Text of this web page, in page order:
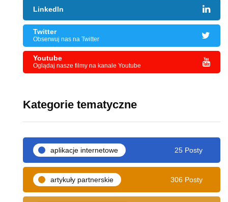
LinkedIn
Twitter
Obserwuj nas na Twitter
Youtube
Oglądaj nasze filmy na kanale Youtube
Kategorie tematyczne
aplikacje internetowe 25 Posty
artykuły partnerskie 306 Posty